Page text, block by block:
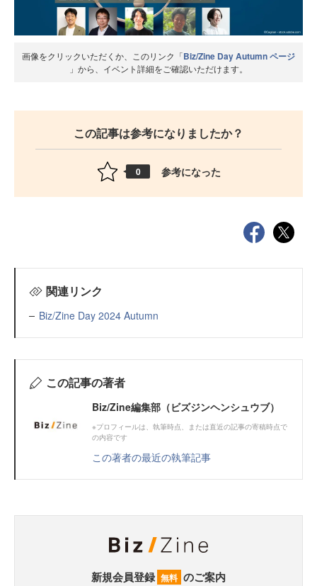
画像をクリックいただくか、このリンク「Biz/Zine Day Autumn ページ
」から、イベント詳細をご確認いただけます。
この記事は参考になりましたか？
0 参考になった
関連リンク
Biz/Zine Day 2024 Autumn
この記事の著者
Biz/Zine編集部（ビズジンヘンシュウブ）
※プロフィールは、執筆時点、または直近の記事の寄稿時点で
の内容です
この著者の最近の執筆記事
新規会員登録 無料 のご案内